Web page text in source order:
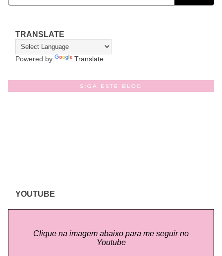
TRANSLATE
Powered by Translate
SIGA ESTE BLOG
YOUTUBE
Clique na imagem abaixo para me seguir no
Youtube